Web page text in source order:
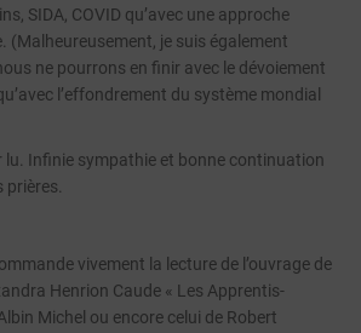
SIDA, COVID qu’avec une approche
(Malheureusement, je suis également
ne pourrons en finir avec le dévoiement
l’effondrement du système mondial
lu. Infinie sympathie et bonne continuation
prières.
vivement la lecture de l’ouvrage de
Henrion Caude « Les Apprentis-
Michel ou encore celui de Robert